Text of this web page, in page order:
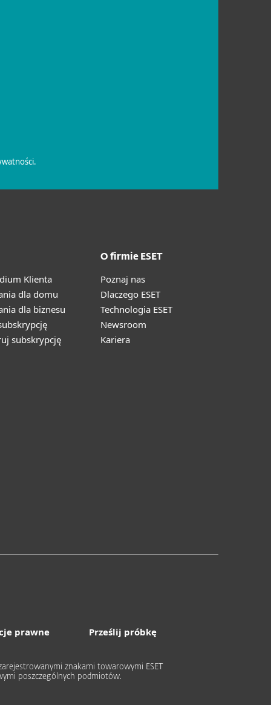
Klienta
dla domu
dla biznesu
subskrypcję
O firmie ESET
Poznaj nas
Dlaczego ESET
Technologia ESET
Newsroom
Kariera
prawne
Prześlij próbkę
znakami towarowymi ESET
poszczególnych podmiotów.